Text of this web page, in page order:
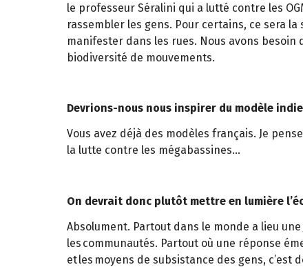
le professeur Séralini qui a lutté contre les
rassembler les gens. Pour certains, ce sera
manifester dans les rues. Nous avons besoin
biodiversité de mouvements.
Devrions-nous nous inspirer du modèle
Vous avez déjà des modèles français. Je
la lutte contre les mégabassines…
On devrait donc plutôt mettre en lumière
Absolument. Partout dans le monde a lieu
les communautés. Partout où une réponse
et les moyens de subsistance des gens, c’est